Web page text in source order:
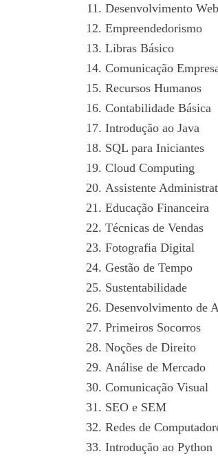
Desenvolvimento Web
Empreendedorismo
Libras Básico
Comunicação
Recursos Humanos
Contabilidade Básica
Introdução ao Java
SQL para Iniciantes
Cloud Computing
Assistente
Educação Financeira
Técnicas de Vendas
Fotografia Digital
Gestão de Tempo
Sustentabilidade
Desenvolvimento de
Primeiros Socorros
Noções de Direito
Análise de Mercado
Comunicação Visual
SEO e SEM
Redes de
Introdução ao Python